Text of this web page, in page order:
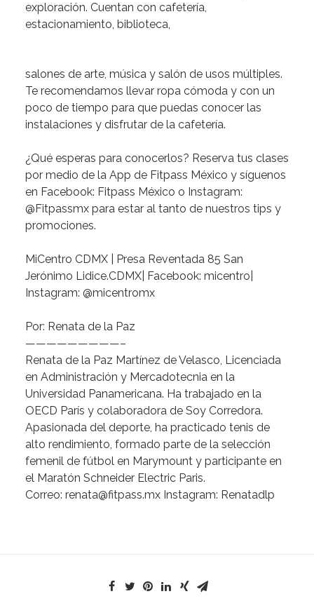
exploración. Cuentan con cafetería,
estacionamiento, biblioteca,
salones de arte, música y salón de usos múltiples.
Te recomendamos llevar ropa cómoda y con un
poco de tiempo para que puedas conocer las
instalaciones y disfrutar de la cafetería.
¿Qué esperas para conocerlos? Reserva tus clases
por medio de la App de Fitpass México y síguenos
en Facebook: Fitpass México o Instagram:
@Fitpassmx para estar al tanto de nuestros tips y
promociones.
MiCentro CDMX Presa Reventada 85 San
Jerónimo Lidice.CDMX| Facebook: micentro|
Instagram: @micentromx
Por: Renata de la Paz
—————————–
Renata de la Paz Martínez deVelasco, Licenciada
en Administración y Mercadotecnia en la
Universidad Panamericana. Ha trabajado en la
OECD París y colaboradora de Soy Corredora.
Apasionada del deporte, ha practicado tenis de
alto rendimiento, formado parte de la selección
femenil de fútbol en Marymount y participante en
el Maratón Schneider Electric Paris.
Correo: renata@fitpass.mx Instagram: Renatadlp